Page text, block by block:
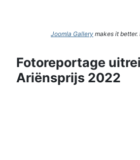
Joomla Gallery makes it better.
Fotoreportage
Ariënsprijs 2022